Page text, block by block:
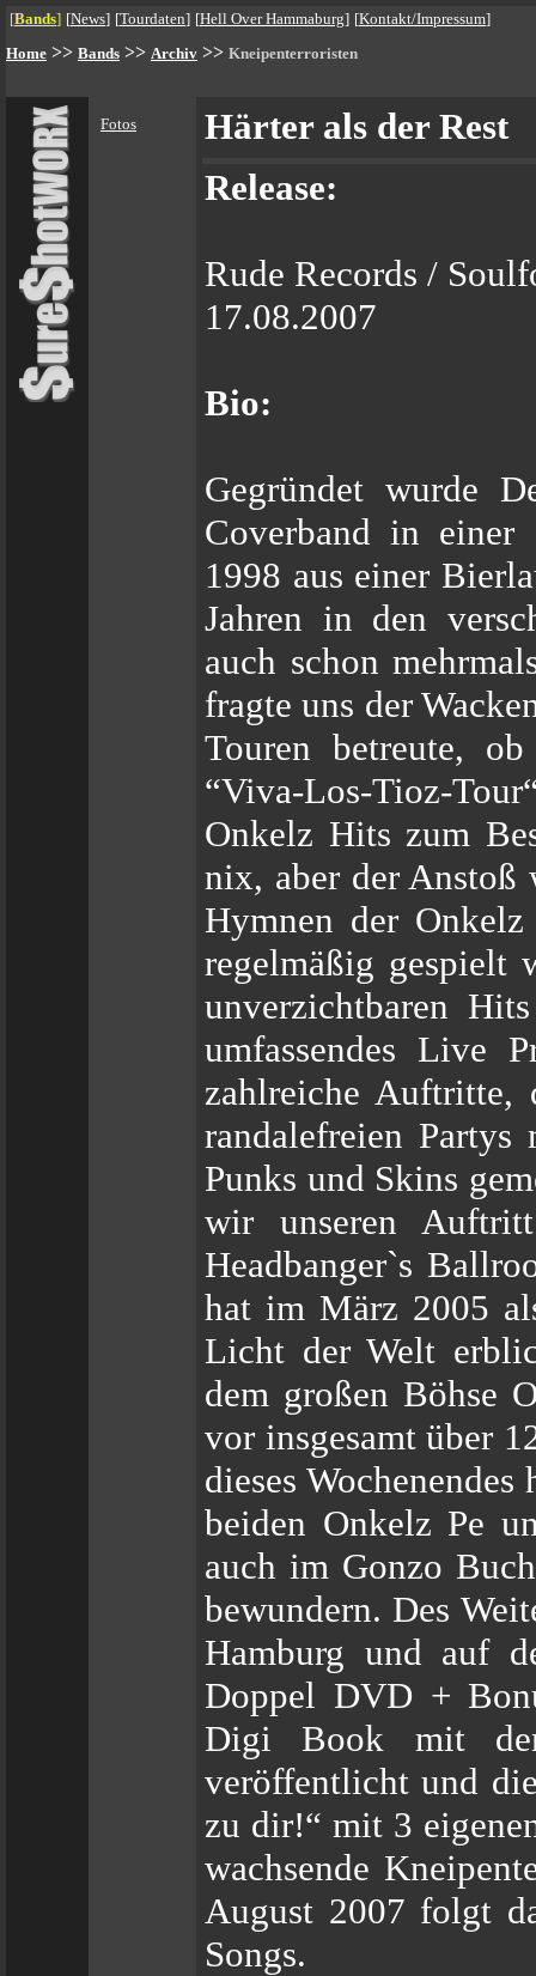
[Bands] [News] [Tourdaten] [Hell Over Hammaburg] [Kontakt/Impressum]
Home >> Bands >> Archiv >> Kneipenterroristen
Fotos
Härter als der Rest
Release:
Rude Records /
17.08.2007
Bio:
Gegründet wurde
Coverband in einer
1998 aus einer
Jahren in den
auch schon
fragte uns der
Touren betreute,
“Viva-Los-Tioz-
Onkelz Hits zum
nix, aber der Anstoß
Hymnen der
regelmäßig gespielt
unverzichtbaren
umfassendes Live
zahlreiche Auftritte,
randalefreien
Punks und Skins
wir unseren
Headbanger`s
hat im März 2005
Licht der Welt
dem großen Böhse
vor insgesamt über
dieses
beiden Onkelz Pe
auch im Gonzo
bewundern. Des
Hamburg und auf
Doppel DVD +
Digi Book mit
veröffentlicht und
zu dir!“ mit 3
wachsende
August 2007 folgt
Songs.